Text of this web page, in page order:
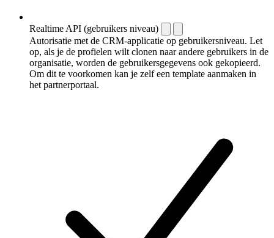
Realtime API (gebruikers niveau)
Autorisatie met de CRM-applicatie op gebruikersniveau. Let
op, als je de profielen wilt clonen naar andere gebruikers in de
organisatie, worden de gebruikersgegevens ook gekopieerd.
Om dit te voorkomen kan je zelf een template aanmaken in
het partnerportaal.